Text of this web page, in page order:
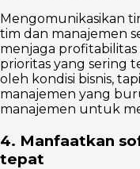
Mengomunikasikan
tim dan manajemen
menjaga profitabilitas
prioritas yang sering
oleh kondisi bisnis,
manajemen yang
manajemen untuk
4. Manfaatkan
tepat